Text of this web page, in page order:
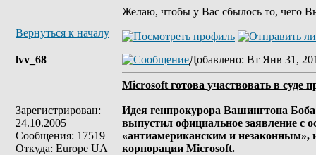
Желаю, чтобы у Вас сбылось то, чего
Вернуться к началу
lvv_68
Зарегистрирован:
24.10.2005
Сообщения: 17519
Откуда: Europe UA
Добавлено: Вт Янв 31,
Microsoft готова участвовать в суде
Идея генпрокурора Вашингтона
выпустил официальное заявление с
«антиамериканским и незаконным»,
корпорации Microsoft.